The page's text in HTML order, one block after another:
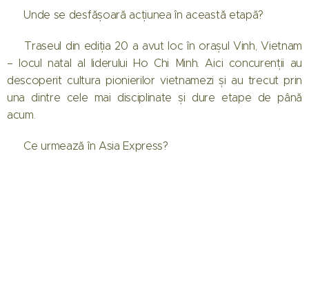
❓ Unde se desfășoară acțiunea în această etapă?
➡️ Traseul din ediția 20 a avut loc în orașul Vinh, Vietnam
– locul natal al liderului Ho Chi Minh. Aici concurenții au
descoperit cultura pionierilor vietnamezi și au trecut prin
una dintre cele mai disciplinate și dure etape de până
acum.
❓ Ce urmează în Asia Express?